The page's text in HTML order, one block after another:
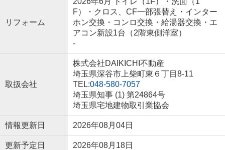
リフォーム
F）・クロス、CF一部張替え・インター
ホン交換・コンロ交換・給湯器交換・エ
アコン新設1台（2階東側洋室）
-
取扱会社
株式会社DAIKICHI不動産
埼玉県深谷市上柴町東６丁目8-11
TEL:048-580-7057
埼玉県知事 (1) 第24864号
埼玉県宅地建物取引業協会
情報更新日 2026年08月04日
更新予定日 2026年08月18日